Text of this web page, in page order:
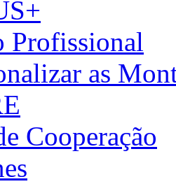
Profissional
as
Cooperação